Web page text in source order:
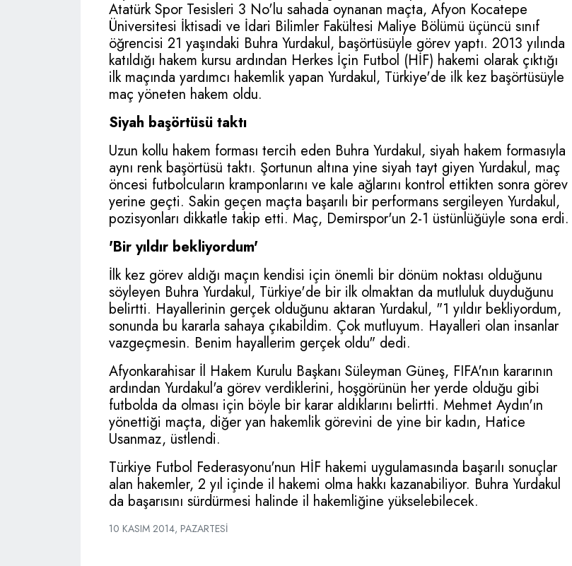
Atatürk Spor Tesisleri 3 No'lu sahada oynanan maçta, Afyon Kocatepe
Üniversitesi İktisadi ve İdari Bilimler Fakültesi Maliye Bölümü üçüncü sınıf
öğrencisi 21 yaşındaki Buhra Yurdakul, başörtüsüyle görev yaptı. 2013 yılında
katıldığı hakem kursu ardından Herkes İçin Futbol (HİF) hakemi olarak çıktığı
ilk maçında yardımcı hakemlik yapan Yurdakul, Türkiye'de ilk kez başörtüsüyle
maç yöneten hakem oldu.
Siyah başörtüsü taktı
Uzun kollu hakem forması tercih eden Buhra Yurdakul, siyah hakem formasıyla
aynı renk başörtüsü taktı. Şortunun altına yine siyah tayt giyen Yurdakul, maç
öncesi futbolcuların kramponlarını ve kale ağlarını kontrol ettikten sonra görev
yerine geçti. Sakin geçen maçta başarılı bir performans sergileyen Yurdakul,
pozisyonları dikkatle takip etti. Maç, Demirspor'un 2-1 üstünlüğüyle sona erdi.
'Bir yıldır bekliyordum'
İlk kez görev aldığı maçın kendisi için önemli bir dönüm noktası olduğunu
söyleyen Buhra Yurdakul, Türkiye'de bir ilk olmaktan da mutluluk duyduğunu
belirtti. Hayallerinin gerçek olduğunu aktaran Yurdakul, "1 yıldır bekliyordum,
sonunda bu kararla sahaya çıkabildim. Çok mutluyum. Hayalleri olan insanlar
vazgeçmesin. Benim hayallerim gerçek oldu" dedi.
Afyonkarahisar İl Hakem Kurulu Başkanı Süleyman Güneş, FIFA'nın kararının
ardından Yurdakul'a görev verdiklerini, hoşgörünün her yerde olduğu gibi
futbolda da olması için böyle bir karar aldıklarını belirtti. Mehmet Aydın'ın
yönettiği maçta, diğer yan hakemlik görevini de yine bir kadın, Hatice
Usanmaz, üstlendi.
Türkiye Futbol Federasyonu'nun HİF hakemi uygulamasında başarılı sonuçlar
alan hakemler, 2 yıl içinde il hakemi olma hakkı kazanabiliyor. Buhra Yurdakul
da başarısını sürdürmesi halinde il hakemliğine yükselebilecek.
10 KASIM 2014, PAZARTESI